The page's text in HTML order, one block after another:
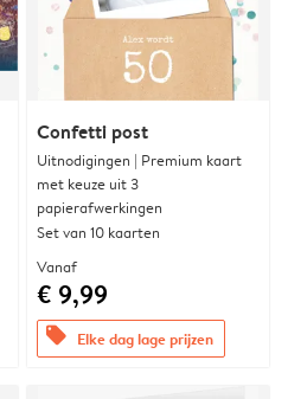
Confetti post
Uitnodigingen | Premium kaart
met keuze uit 3
papierafwerkingen
Set van 10 kaarten
Vanaf
€ 9,99
offers Elke dag lage prijzen